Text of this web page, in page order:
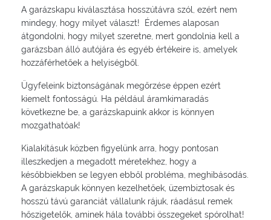
A garázskapu kiválasztása hosszútávra szól, ezért nem
mindegy, hogy milyet választ! Érdemes alaposan
átgondolni, hogy milyet szeretne, mert gondolnia kell a
garázsban álló autójára és egyéb értékeire is, amelyek
hozzáférhetőek a helyiségből.
Ügyfeleink biztonságának megőrzése éppen ezért
kiemelt fontosságú. Ha például áramkimaradás
következne be, a garázskapuink akkor is könnyen
mozgathatóak!
Kialakításuk közben figyelünk arra, hogy pontosan
illeszkedjen a megadott méretekhez, hogy a
későbbiekben se legyen ebből probléma, meghibásodás.
A garázskapuk könnyen kezelhetőek, üzembiztosak és
hosszú távú garanciát vállalunk rájuk, ráadásul remek
hőszigetelők, aminek hála további összegeket spórolhat!